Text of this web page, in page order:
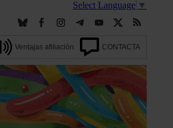
Select Language ▼
Ventajas afiliación CONTACTA